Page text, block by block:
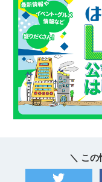
＼ こ